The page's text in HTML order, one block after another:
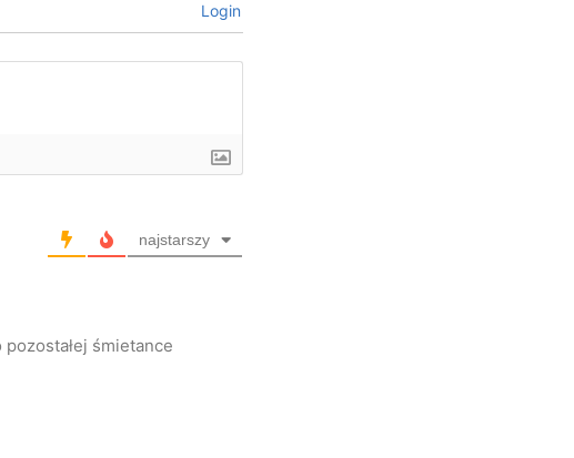
Login
najstarszy
śmietance